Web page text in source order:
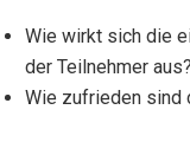
Wie wirkt sich die
der Teilnehmer aus?
Wie zufrieden sind